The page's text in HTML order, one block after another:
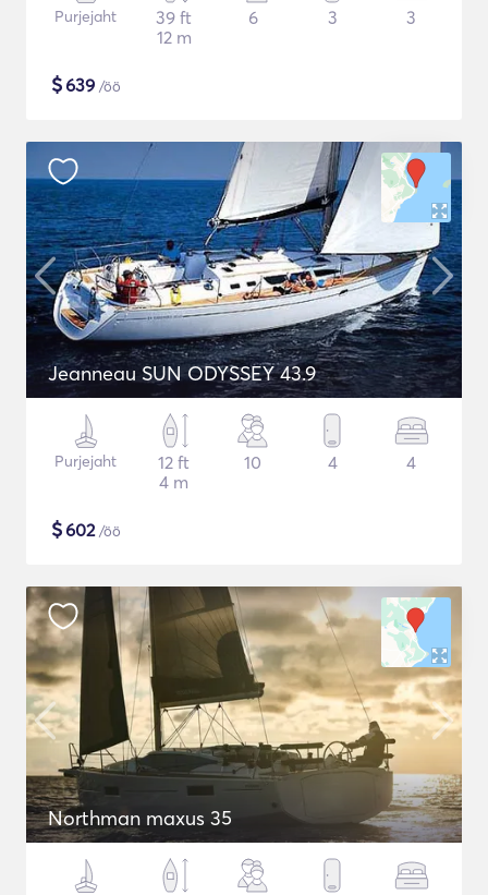
Purjejaht
39 ft
12 m
6 3 3
$639 /öö
Jeanneau SUN ODYSSEY 43.9
Purjejaht
12 ft
4 m
10 4 4
$602/öö
Northman maxus 35